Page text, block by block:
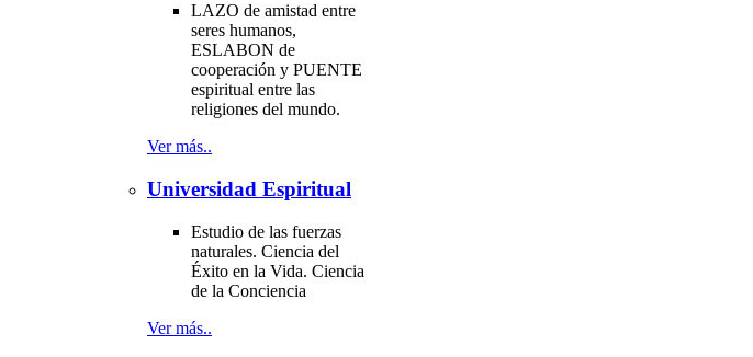
LAZO de amistad entre
seres humanos,
ESLABON de
cooperación y PUENTE
espiritual entre las
religiones del mundo.
Ver más..
Universidad Espiritual
Estudio de las fuerzas
naturales. Ciencia del
Éxito en la Vida. Ciencia
de la Conciencia
Ver más..